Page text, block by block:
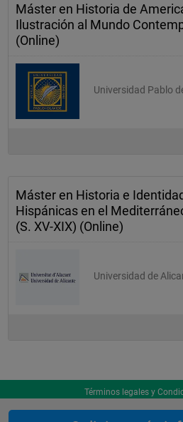
Máster en Historia de
Ilustración al Mundo
(Online)
Universidad Pablo
Máster en Historia e
Hispánicas en el
(S. XV-XIX) (Online)
Universidad de
Términos legales y